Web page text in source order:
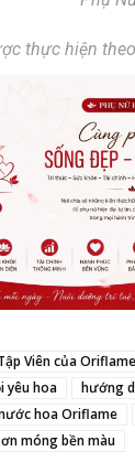
thực hiện
Viên của
yêu hoa
hướng
hoa Oriflame
móng bền màu